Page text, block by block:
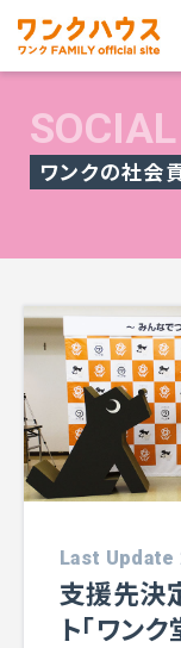
ワンクの社会
Last Update
支援先決
ト「ワンク